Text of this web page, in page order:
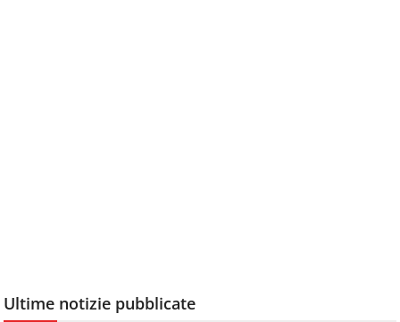
Ultime notizie pubblicate